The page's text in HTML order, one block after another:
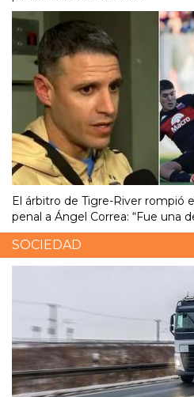
El árbitro de Tigre-River rompió
penal a Ángel Correa: “Fue una
SOCIEDAD